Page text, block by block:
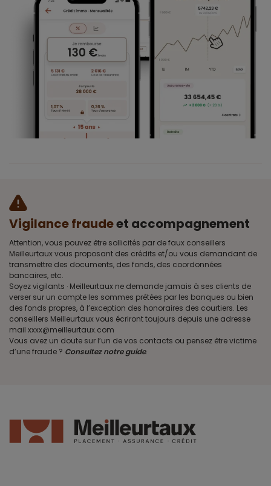
Vigilance fraudeet accompagnement
Attention, vous pouvez être sollicités par de faux conseillers
Meilleurtaux vous proposant des crédits et/ou vous demandant de
transmettre des documents, des fonds, des coordonnées
bancaires, etc.
Soyez vigilants · Meilleurtaux ne demande jamais à ses clients de
verser sur un compte les sommes prêtées par les banques ou bien
des fonds propres, à l’exception des honoraires des courtiers. Les
conseillers Meilleurtaux vous écriront toujours depuis une adresse
mail xxxx@meilleurtaux.com
Vous avez un doute sur l’un de vos contacts ou pensez être victime
d’une fraude ? Consultez notre guide.